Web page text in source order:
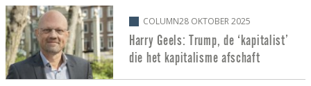
COLUMN28 OKTOBER 2025
Harry Geels: Trump, de ‘kapitalist’
die het kapitalisme afschaft